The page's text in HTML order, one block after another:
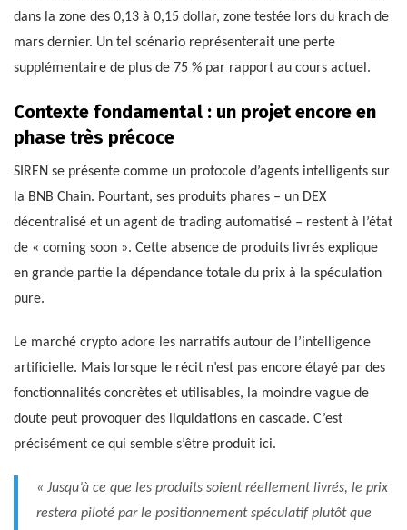
dans la zone des 0,13 à 0,15 dollar, zone testée lors du krach de
mars dernier. Un tel scénario représenterait une perte
supplémentaire de plus de 75 % par rapport au cours actuel.
Contexte fondamental : un projet encore en
phase très précoce
SIREN se présente comme un protocole d’agents intelligents sur
la BNB Chain. Pourtant, ses produits phares – un DEX
décentralisé et un agent de trading automatisé – restent à l’état
de « coming soon ». Cette absence de produits livrés explique
en grande partie la dépendance totale du prix à la spéculation
pure.
Le marché crypto adore les narratifs autour de l’intelligence
artificielle. Mais lorsque le récit n’est pas encore étayé par des
fonctionnalités concrètes et utilisables, la moindre vague de
doute peut provoquer des liquidations en cascade. C’est
précisément ce qui semble s’être produit ici.
« Jusqu’à ce que les produits soient réellement livrés, le prix
restera piloté par le positionnement spéculatif plutôt que